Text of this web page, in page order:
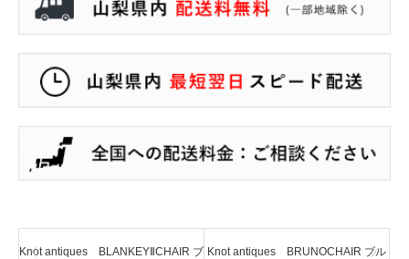
Knot antiques BLANKEYⅡCHAIR ブ Knot antiques BRUNOCHAIR ブル